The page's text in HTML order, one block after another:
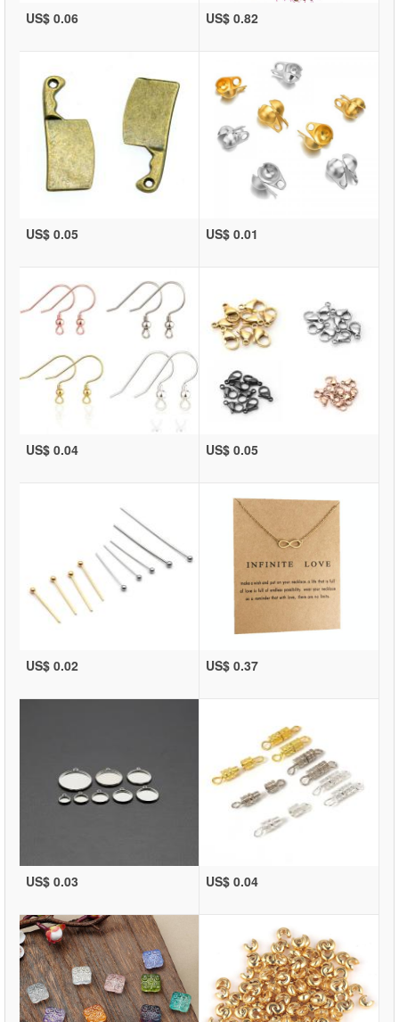
US$ 0.06 US$ 0.82
US$ 0.05 US$ 0.01
US$ 0.04 US$ 0.05
US$ 0.02 US$ 0.37
US$ 0.03 US$ 0.04